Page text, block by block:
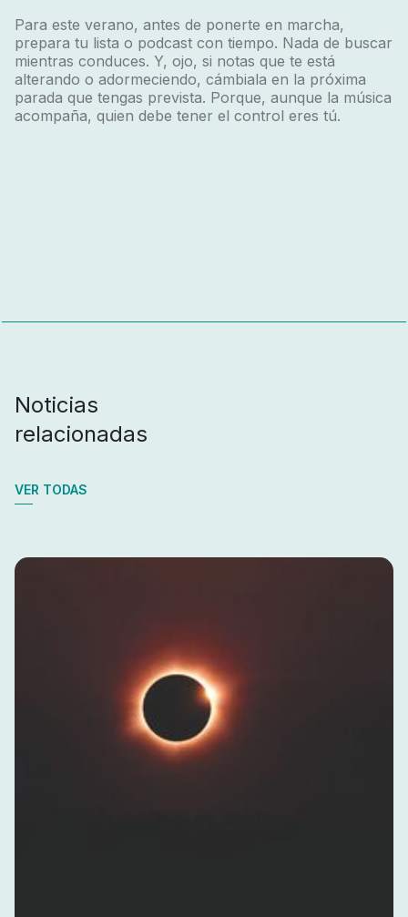
Para este verano, antes de ponerte en marcha,
prepara tu lista o podcast con tiempo. Nada de buscar
mientras conduces. Y, ojo, si notas que te está
alterando o adormeciendo, cámbiala en la próxima
parada que tengas prevista. Porque, aunque la música
acompaña, quien debe tener el control eres tú.
Noticias
relacionadas
VER TODAS